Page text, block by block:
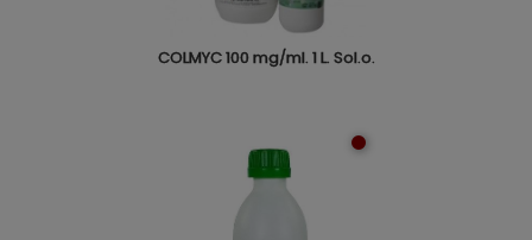
COLMYC 100 mg/ml. 1 L. Sol.o.